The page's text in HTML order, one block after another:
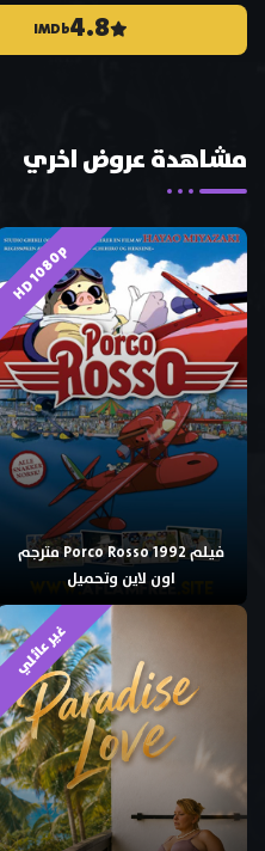
4.8
IMDb
مشاهدة عروض اخري
HD 1080p
فيلم Porco Rosso 1992 مترجم
اون لاين وتحميل
غير عائلي